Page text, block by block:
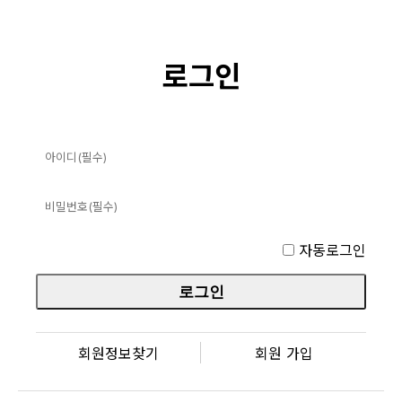
로그인
자동로그인
회원정보찾기 회원 가입